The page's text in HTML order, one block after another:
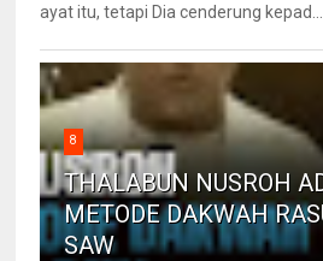
ayat itu, tetapi Dia cenderung kepad...
8
THALABUN NUSROH
METODE DAKWAH
SAW